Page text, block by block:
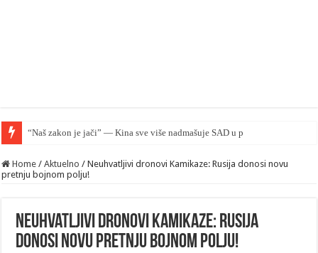
“Naš zakon je jači” — Kina sve više nadmašuje SAD u pravnom smislu
Home / Aktuelno / Neuhvatljivi dronovi Kamikaze: Rusija donosi novu
pretnju bojnom polju!
Neuhvatljivi dronovi Kamikaze: Rusija
donosi novu pretnju bojnom polju!